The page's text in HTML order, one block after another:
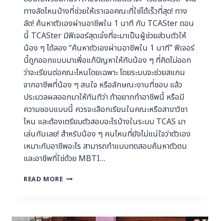
ทางลัดไหนบ้างที่ช่วยให้เราเจอคณะที่ใช่ได้เร็วที่สุด! ทาง
ลัด! ค้นหาตัวเองผ่านอาชีพใน 1 นาที กับ TCASter ตอน
นี้ TCASter มีฟีเจอร์สุดเจ๋งที่จะมาเป็นผู้ช่วยส่วนตัวให้
น้อง ๆ ได้ลอง “ค้นหาตัวเองผ่านอาชีพใน 1 นาที” ฟีเจอร์
นี้ถูกออกแบบมาเพื่อแก้ปัญหาให้กับน้อง ๆ ที่คิดไม่ออก
ว่าจะเรียนต่อคณะไหนโดยเฉพาะ โดยระบบจะช่วยสแกน
จากอาชีพที่น้อง ๆ สนใจ หรือลักษณะงานที่ชอบ แล้ว
ประมวลผลออกมาให้ทันทีว่า ถ้าอยากทำอาชีพนี้ หรือมี
ความชอบแบบนี้ ควรจะเลือกเรียนในคณะหรือสาขาวิชา
ไหน และต้องเตรียมตัวสอบอะไรบ้างในระบบ TCAS มา
เล่นกันเลย! สำหรับน้อง ๆ คนไหนที่ยังไม่แน่ใจว่าตัวเอง
เหมาะกับอาชีพอะไร สามารถทำแบบทดสอบค้นหาตัวตน
และอาชีพที่ใช่ด้วย MBTI…
READ MORE